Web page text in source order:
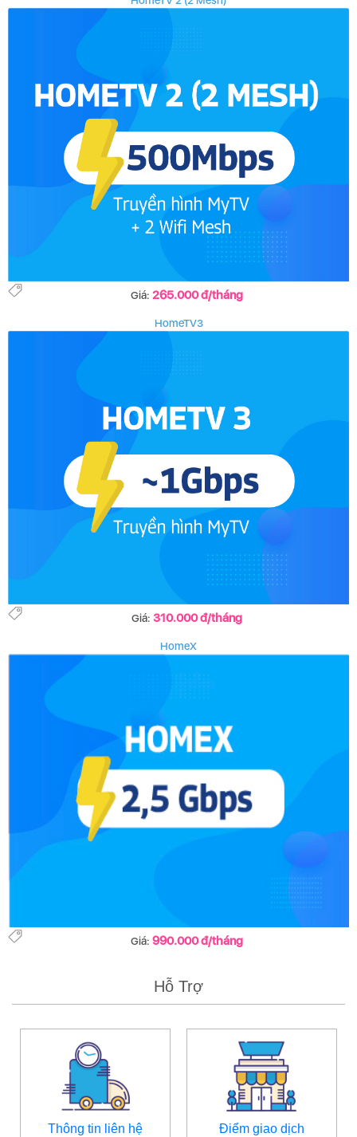
Giá:265.000 đ/tháng
HomeTV3
Giá:310.000 đ/tháng
HomeX
Giá:990.000 đ/tháng
Hỗ Trợ
Thông tin liên hệ Điểm giao dịch